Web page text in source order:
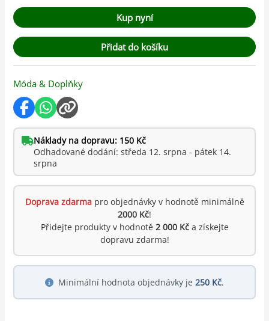
Kup nyní
Přidat do košíku
Móda & Doplňky
Náklady na dopravu: 150 Kč
Odhadované dodání: středa 12. srpna - pátek 14.
srpna
Doprava zdarmapro objednávky v hodnotě minimálně
2000 Kč!
Přidejte produkty v hodnotě 2 000 Kča získejte
dopravu zdarma!
Minimální hodnota objednávky je 250 Kč.